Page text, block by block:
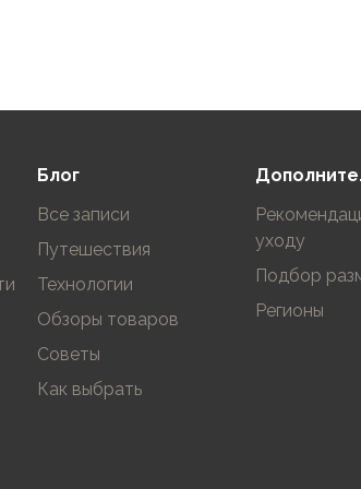
Блог
Все записи
Путешествия
Технологии
Обзоры товаров
Советы
Как выбрать
уходу
Подбор
Регионы